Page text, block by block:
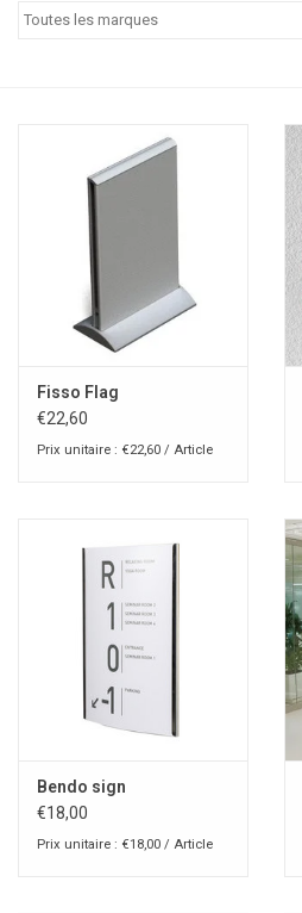
Fisso Flag
€22,60
Prix unitaire : €22,60 / Article
Bendo sign
€18,00
Prix unitaire : €18,00 / Article